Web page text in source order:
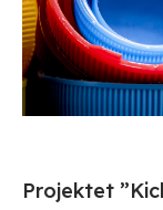
Projektet